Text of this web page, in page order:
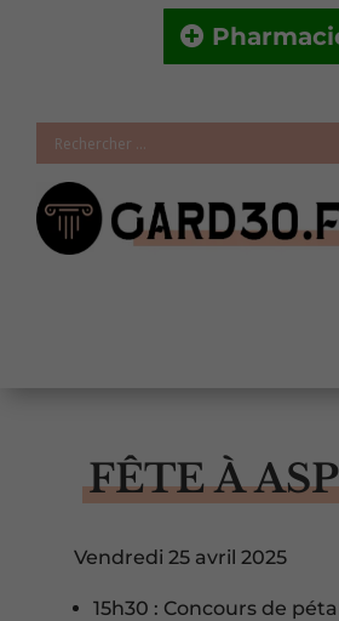
FÊTE À
Vendredi 25 avril 2025
15h30 : Concours de